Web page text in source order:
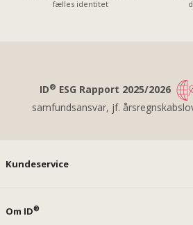
fælles identitet
ID® ESG Rapport 2025/2026
samfundsansvar, jf.
Kundeservice
Om ID®